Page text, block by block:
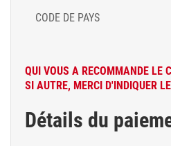
CODE DE PAYS
QUI VOUS A RECOMMANDE LE
SI AUTRE, MERCI D'INDIQUER
Détails du